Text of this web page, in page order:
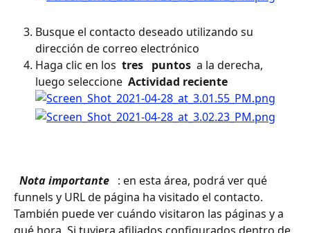
Busque el contacto deseado utilizando su
dirección de correo electrónico
Haga clic en los tres puntos a la derecha,
luego seleccione Actividad reciente
Nota importante : en esta área, podrá ver qué
funnels y URL de página ha visitado el contacto.
También puede ver cuándo visitaron las páginas y a